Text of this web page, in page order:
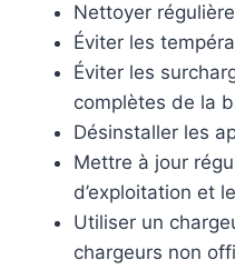
Nettoyer
Éviter les
Éviter les
complètes de la
Désinstaller les
Mettre à jour
d’exploitation et
Utiliser un
chargeurs non